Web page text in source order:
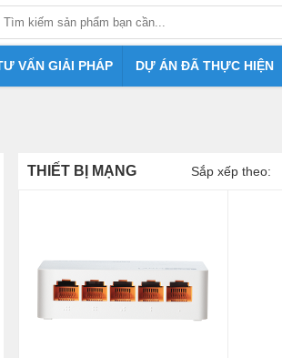
VẤN GIẢI PHÁP DỰ ÁN ĐÃ THỰC HIỆN
THIẾT BỊ MẠNG Sắp xếp theo: